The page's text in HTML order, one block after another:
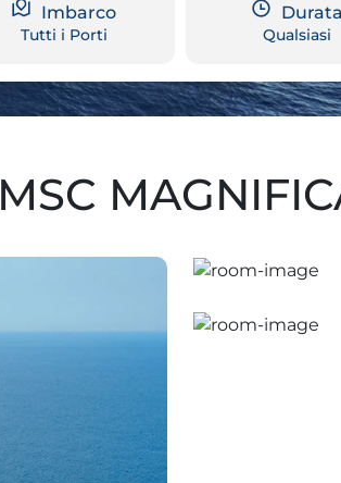
Imbarco
Tutti i Porti
Durata
Qualsiasi
MSC